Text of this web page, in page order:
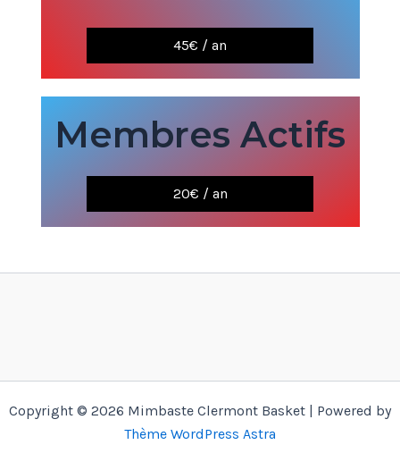
45€ / an
Membres Actifs
20€ / an
Copyright © 2026 Mimbaste Clermont Basket | Powered by
Thème WordPress Astra